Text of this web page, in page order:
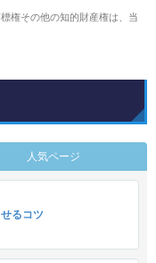
権その他の知的財産権は、当
人気ページ
るコツ